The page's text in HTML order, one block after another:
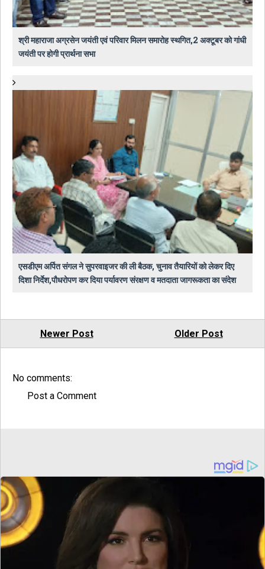
श्री महाराजा अग्रसेन जयंती एवं परिवार मिलन समारोह स्थगित,2 अक्टूबर को गांधी
जयंती पर होगी प्रार्थना सभा
एसडीएम अर्पित संगल ने सुपरवाइजर की ली बैठक, चुनाव तैयारियों को लेकर दिए
दिशा निर्देश,पौधरोपण कर दिया पर्यावरण संरक्षण व मतदाता जागरूकता का संदेश
Newer Post Older Post
No comments:
Post a Comment